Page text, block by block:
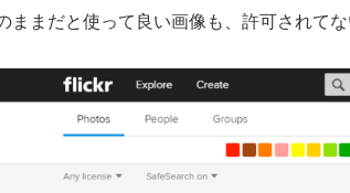
ままだと使って良い画像も、許可されて